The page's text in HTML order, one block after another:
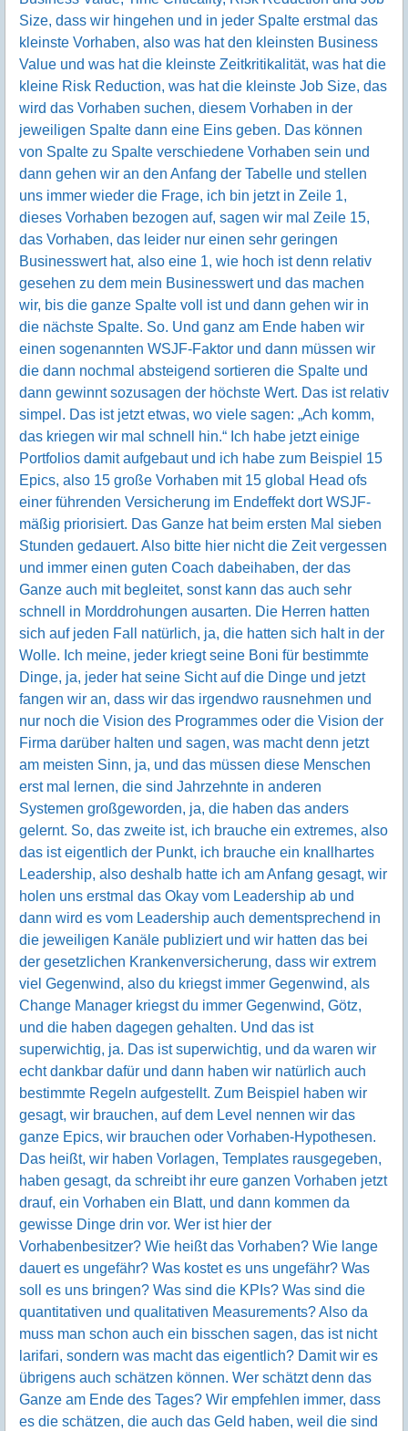
Size, dass wir hingehen und in jeder Spalte erstmal das
kleinste Vorhaben, also was hat den kleinsten Business
Value und was hat die kleinste Zeitkritikalität, was hat die
kleine Risk Reduction, was hat die kleinste Job Size, das
wird das Vorhaben suchen, diesem Vorhaben in der
jeweiligen Spalte dann eine Eins geben. Das können
von Spalte zu Spalte verschiedene Vorhaben sein und
dann gehen wir an den Anfang der Tabelle und stellen
uns immer wieder die Frage, ich bin jetzt in Zeile 1,
dieses Vorhaben bezogen auf, sagen wir mal Zeile 15,
das Vorhaben, das leider nur einen sehr geringen
Businesswert hat, also eine 1, wie hoch ist denn relativ
gesehen zu dem mein Businesswert und das machen
wir, bis die ganze Spalte voll ist und dann gehen wir in
die nächste Spalte. So. Und ganz am Ende haben wir
einen sogenannten WSJF-Faktor und dann müssen wir
die dann nochmal absteigend sortieren die Spalte und
dann gewinnt sozusagen der höchste Wert. Das ist relativ
simpel. Das ist jetzt etwas, wo viele sagen: „Ach komm,
das kriegen wir mal schnell hin.“ Ich habe jetzt einige
Portfolios damit aufgebaut und ich habe zum Beispiel 15
Epics, also 15 große Vorhaben mit 15 global Head ofs
einer führenden Versicherung im Endeffekt dort WSJF-
mäßig priorisiert. Das Ganze hat beim ersten Mal sieben
Stunden gedauert. Also bitte hier nicht die Zeit vergessen
und immer einen guten Coach dabeihaben, der das
Ganze auch mit begleitet, sonst kann das auch sehr
schnell in Morddrohungen ausarten. Die Herren hatten
sich auf jeden Fall natürlich, ja, die hatten sich halt in der
Wolle. Ich meine, jeder kriegt seine Boni für bestimmte
Dinge, ja, jeder hat seine Sicht auf die Dinge und jetzt
fangen wir an, dass wir das irgendwo rausnehmen und
nur noch die Vision des Programmes oder die Vision der
Firma darüber halten und sagen, was macht denn jetzt
am meisten Sinn, ja, und das müssen diese Menschen
erst mal lernen, die sind Jahrzehnte in anderen
Systemen großgeworden, ja, die haben das anders
gelernt. So, das zweite ist, ich brauche ein extremes, also
das ist eigentlich der Punkt, ich brauche ein knallhartes
Leadership, also deshalb hatte ich am Anfang gesagt, wir
holen uns erstmal das Okay vom Leadership ab und
dann wird es vom Leadership auch dementsprechend in
die jeweiligen Kanäle publiziert und wir hatten das bei
der gesetzlichen Krankenversicherung, dass wir extrem
viel Gegenwind, also du kriegst immer Gegenwind, als
Change Manager kriegst du immer Gegenwind, Götz,
und die haben dagegen gehalten. Und das ist
superwichtig, ja. Das ist superwichtig, und da waren wir
echt dankbar dafür und dann haben wir natürlich auch
bestimmte Regeln aufgestellt. Zum Beispiel haben wir
gesagt, wir brauchen, auf dem Level nennen wir das
ganze Epics, wir brauchen oder Vorhaben-Hypothesen.
Das heißt, wir haben Vorlagen, Templates rausgegeben,
haben gesagt, da schreibt ihr eure ganzen Vorhaben jetzt
drauf, ein Vorhaben ein Blatt, und dann kommen da
gewisse Dinge drin vor. Wer ist hier der
Vorhabenbesitzer? Wie heißt das Vorhaben? Wie lange
dauert es ungefähr? Was kostet es uns ungefähr? Was
soll es uns bringen? Was sind die KPIs? Was sind die
quantitativen und qualitativen Measurements? Also da
muss man schon auch ein bisschen sagen, das ist nicht
larifari, sondern was macht das eigentlich? Damit wir es
übrigens auch schätzen können. Wer schätzt denn das
Ganze am Ende des Tages? Wir empfehlen immer, dass
es die schätzen, die auch das Geld haben, weil die sind